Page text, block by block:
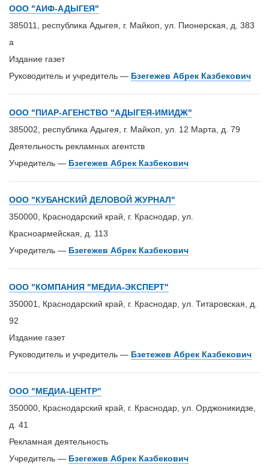
ООО "АИФ-АДЫГЕЯ"
385011, республика Адыгея, г. Майкоп, ул. Пионерская, д. 383
а
Издание газет
Руководитель и учредитель — Бзегежев Абрек Казбекович
ООО "ПИАР-АГЕНСТВО "АДЫГЕЯ-ИМИДЖ"
385002, республика Адыгея, г. Майкоп, ул. 12 Марта, д. 79
Деятельность рекламных агентств
Учредитель — Бзегежев Абрек Казбекович
ООО "КУБАНСКИЙ ДЕЛОВОЙ ЖУРНАЛ"
350000, Краснодарский край, г. Краснодар, ул.
Красноармейская, д. 113
Учредитель — Бзегежев Абрек Казбекович
ООО "КОМПАНИЯ "МЕДИА-ЭКСПЕРТ"
350001, Краснодарский край, г. Краснодар, ул. Титаровская, д.
92
Издание газет
Руководитель и учредитель — Бзетежев Абрек Казбекович
ООО "МЕДИА-ЦЕНТР"
350000, Краснодарский край, г. Краснодар, ул. Орджоникидзе,
д. 41
Рекламная деятельность
Учредитель — Бзегежев Абрек Казбекович